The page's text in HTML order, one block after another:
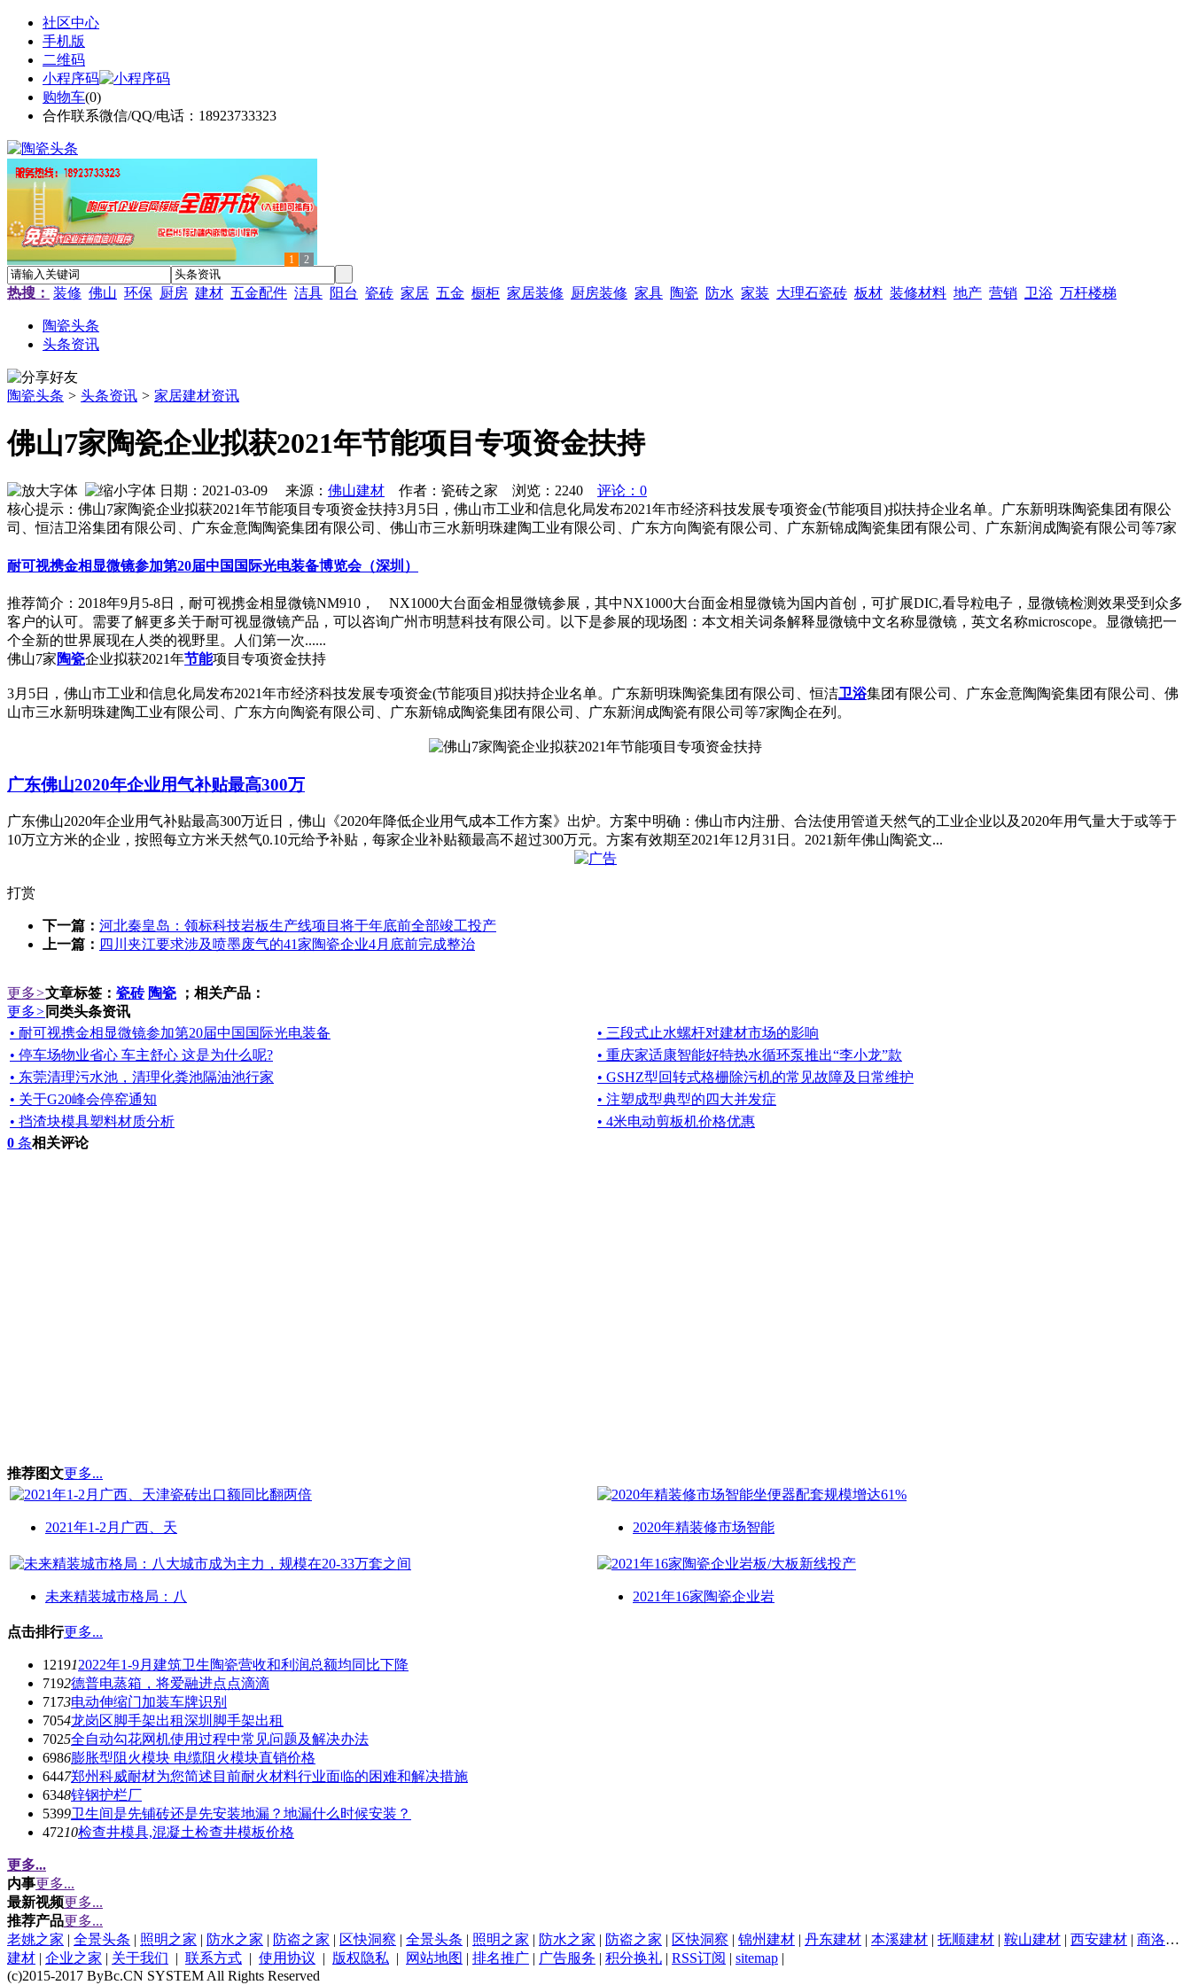
社区中心
手机版
二维码
小程序码
购物车(0)
合作联系微信/QQ/电话：18923733323
1 2
热搜： 装修 佛山 环保 厨房 建材 五金配件 洁具 阳台 瓷砖 家居 五金 橱柜 家居装修 厨房装修 家具 陶瓷 防水 家装 大理石瓷砖 板材 装修材料 地产 营销 卫浴 万杆楼梯
陶瓷头条
头条资讯
陶瓷头条 > 头条资讯 > 家居建材资讯
佛山7家陶瓷企业拟获2021年节能项目专项资金扶持
日期：2021-03-09 来源： 佛山建材 作者：瓷砖之家 浏览： 2240
评论：0
核心提示：佛山7家陶瓷企业拟获2021年节能项目专项资金扶持3月5日，佛山市工业和信息化局发布2021年市经济科技发展专项资金(节能项目)拟扶持企业名单。广东新明珠陶瓷集团有限公
司、恒洁卫浴集团有限公司、广东金意陶陶瓷集团有限公司、佛山市三水新明珠建陶工业有限公司、广东方向陶瓷有限公司、广东新锦成陶瓷集团有限公司、广东新润成陶瓷有限公司等7家
耐可视携金相显微镜参加第20届中国国际光电装备博览会（深圳）
推荐简介：2018年9月5-8日，耐可视携金相显微镜NM910， NX1000大台面金相显微镜参展，其中NX1000大台面金相显微镜为国内首创，可扩展DIC,看导粒电子，显微镜检测效果受到众多
客户的认可。需要了解更多关于耐可视显微镜产品，可以咨询广州市明慧科技有限公司。以下是参展的现场图：本文相关词条解释显微镜中文名称显微镜，英文名称microscope。显微镜把一
个全新的世界展现在人类的视野里。人们第一次......
佛山7家陶瓷企业拟获2021年节能项目专项资金扶持
3月5日，佛山市工业和信息化局发布2021年市经济科技发展专项资金(节能项目)拟扶持企业名单。广东新明珠陶瓷集团有限公司、恒洁卫浴集团有限公司、广东金意陶陶瓷集团有限公司、佛
山市三水新明珠建陶工业有限公司、广东方向陶瓷有限公司、广东新锦成陶瓷集团有限公司、广东新润成陶瓷有限公司等7家陶企在列。
广东佛山2020年企业用气补贴最高300万
广东佛山2020年企业用气补贴最高300万近日，佛山《2020年降低企业用气成本工作方案》出炉。方案中明确：佛山市内注册、合法使用管道天然气的工业企业以及2020年用气量大于或等于
10万立方米的企业，按照每立方米天然气0.10元给予补贴，每家企业补贴额最高不超过300万元。方案有效期至2021年12月31日。2021新年佛山陶瓷文...
打赏
下一篇： 河北秦皇岛：领标科技岩板生产线项目将于年底前全部竣工投产
上一篇： 四川夹江要求涉及喷墨废气的41家陶瓷企业4月底前完成整治
更多>文章标签： 瓷砖 陶瓷 ；相关产品：
更多> 同类头条资讯
• 耐可视携金相显微镜参加第20届中国国际光电装备
• 三段式止水螺杆对建材市场的影响
• 停车场物业省心 车主舒心 这是为什么呢?
• 重庆家适康智能好特热水循环泵推出“李小龙”款
• 东莞清理污水池，清理化粪池隔油池行家
• GSHZ型回转式格栅除污机的常见故障及日常维护
• 关于G20峰会停窑通知
• 注塑成型典型的四大并发症
• 挡渣块模具塑料材质分析
• 4米电动剪板机价格优惠
0 条相关评论
推荐图文更多...
2021年1-2月广西、天 2020年精装修市场智能
未来精装城市格局：八 2021年16家陶瓷企业岩
点击排行更多...
121912022年1-9月建筑卫生陶瓷营收和利润总额均同比下降
7192德普电蒸箱，将爱融进点点滴滴
7173电动伸缩门加装车牌识别
7054龙岗区脚手架出租深圳脚手架出租
7025全自动勾花网机使用过程中常见问题及解决办法
6986膨胀型阻火模块 电缆阻火模块直销价格
6447郑州科威耐材为您简述目前耐火材料行业面临的困难和解决措施
6348锌钢护栏厂
5399卫生间是先铺砖还是先安装地漏？地漏什么时候安装？
47210检查井模具,混凝土检查井模板价格
更多...
内事更多...
最新视频更多...
推荐产品更多...
老姚之家 | 全景头条 | 照明之家 | 防水之家 | 防盗之家 | 区快洞察 | 全景头条 | 照明之家 | 防水之家 | 防盗之家 | 区快洞察 | 锦州建材 | 丹东建材 | 本溪建材 | 抚顺建材 | 鞍山建材 | 西安建材 | 商洛建材
建材 | 企业之家 | 关于我们 | 联系方式 | 使用协议 | 版权隐私 | 网站地图 | 排名推广 | 广告服务 | 积分换礼 | RSS订阅 | sitemap |
(c)2015-2017 ByBc.CN SYSTEM All Rights Reserved